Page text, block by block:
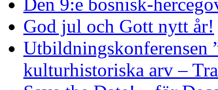
Den 9:e bosnisk-
God jul och Gott nytt år!
Utbildningskonferensen
kulturhistoriska arv –